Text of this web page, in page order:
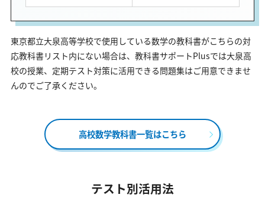
東京都立大泉高等学校で使用している数学の教科書がこちらの対
応教科書リスト内にない場合は、教科書サポートPlusでは大泉高
校の授業、定期テスト対策に活用できる問題集はご用意できませ
んのでご了承ください。
高校数学教科書一覧はこちら
テスト別活用法